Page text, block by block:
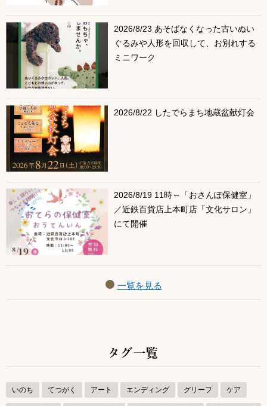
2026/8/23 あそばなくなった古いぬい
ぐるみや人形を回収して、お別れする
ミニワーク
2026/8/22 したでらまち地蔵盆献灯会
2026/8/19 11時～「おさんぽ保健室」
／近鉄百貨店上本町店「文化サロン」
にて開催
一覧を見る
タグ一覧
いのち てつがく アート エンディング グリーフ ケア